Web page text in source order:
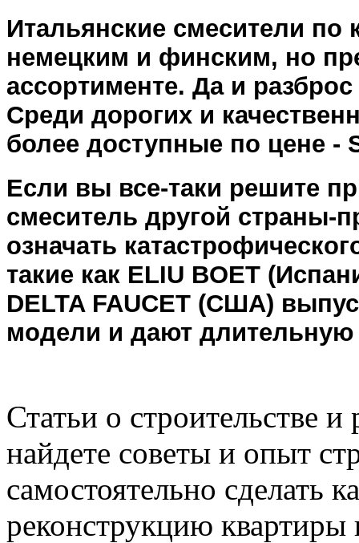
Итальянские смесители по
немецким и финским, но
ассортименте. Да и
Среди дорогих и
более доступные по цене -
Если вы все-таки решите
смеситель другой страны-
означать
такие как ELIU ВOET
DELTA FAUCET (США)
модели и дают
Статьи о строительстве
найдете советы и опыт
самостоятельно сделать
реконструкцию квартиры